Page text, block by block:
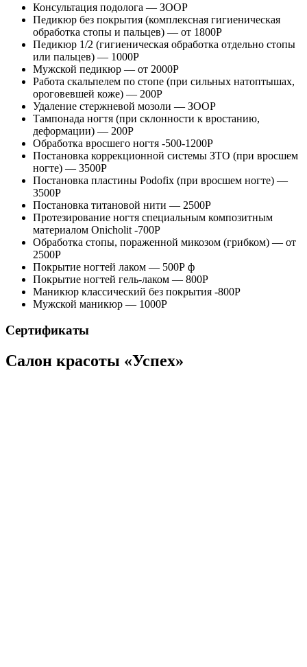
Консультация подолога — ЗООР
Педикюр без покрытия (комплексная гигиеническая
обработка стопы и пальцев) — от 1800Р
Педикюр 1/2 (гигиеническая обработка отдельно стопы
или пальцев) — 1000Р
Мужской педикюр — от 2000Р
Работа скальпелем по стопе (при сильных натоптышах,
ороговевшей коже) — 200Р
Удаление стержневой мозоли — ЗООР
Тампонада ногтя (при склонности к вростанию,
деформации) — 200Р
Обработка вросшего ногтя -500-1200Р
Постановка коррекционной системы ЗТО (при вросшем
ногте) — 3500Р
Постановка пластины Podofix (при вросшем ногте) —
3500Р
Постановка титановой нити — 2500Р
Протезирование ногтя специальным композитным
материалом Onicholit -700Р
Обработка стопы, пораженной микозом (грибком) — от
2500Р
Покрытие ногтей лаком — 500Р ф
Покрытие ногтей гель-лаком — 800Р
Маникюр классический без покрытия -800Р
Мужской маникюр — 1000Р
Сертификаты
Салон красоты «Успех»